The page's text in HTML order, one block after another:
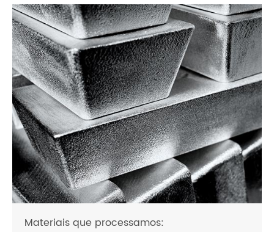
Materiais que processamos: